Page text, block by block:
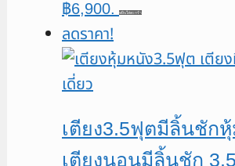
฿6,900. หยิบใส่ตะกร้า
ลดราคา!
เตียง3.5ฟุตมีลิ้นชัก
เตียงนอนมีลิ้นชัก